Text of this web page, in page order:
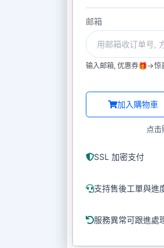
邮箱
输入邮箱, 优惠券🎁->惊
加入購物車
点
SSL 加密支付
支持售後工單與進
服務異常可跟進處